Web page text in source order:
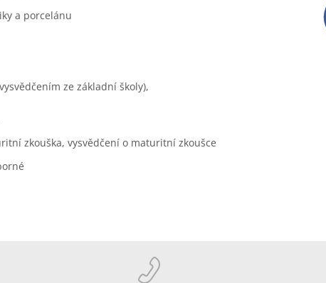
a porcelánu
ze základní školy),
zkouška, vysvědčení o maturitní zkoušce